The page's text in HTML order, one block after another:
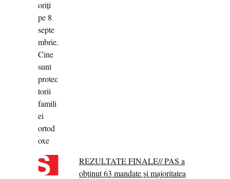
REZULTATE FINALE// PAS a
obținut 63 mandate și majoritatea